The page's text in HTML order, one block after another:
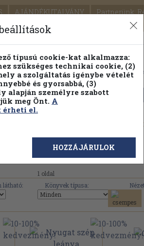
AJÁNDÉKUTALVÁNY Partnerünk:
SEGÍTSÉG
FENNTARTHATÓ OLVASMÁNYOK
kereső Témaköri fa
a(z) 'Vénusz
1 oldal
látható: Könyvek típusa:
típusú cookie-kat alkalmazza:
szükséges technikai cookie, (2)
a szolgáltatás igénybe vételét
és gyorsabbá, (3)
alapján személyre szabott
meg Önt. A
érheti el.
HOZZÁJÁRULOK